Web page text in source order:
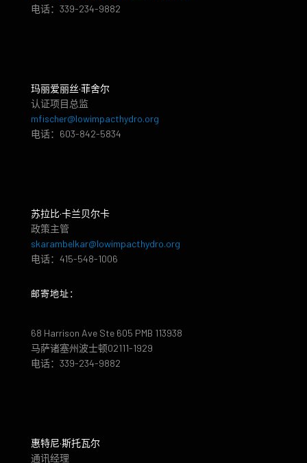
电话：339-234-9882
玛丽爱丽丝·菲舍尔
认证项目总监
mfischer@lowimpacthydro.org
电话：603-842-5834
苏拉比·卡兰贝尔卡
政策主管
skarambelkar@lowimpacthydro.org
电话：415-548-1006
邮寄地址：
68 Harrison Ave Ste 605 PMB 113938
马萨诸塞州波士顿02111-1929
电话：339-234-9882
惠特尼·斯托瓦尔
通讯经理